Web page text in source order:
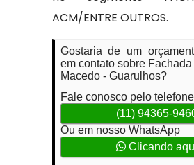
ACM/ENTRE OUTROS.
Gostaria de um
em contato sobre
Macedo - Guarulhos?
Fale conosco pelo telefone
(11) 94365-
Ou em nosso WhatsApp
Clicando